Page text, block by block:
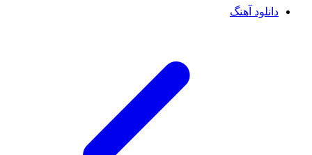
دانلود آهنگ